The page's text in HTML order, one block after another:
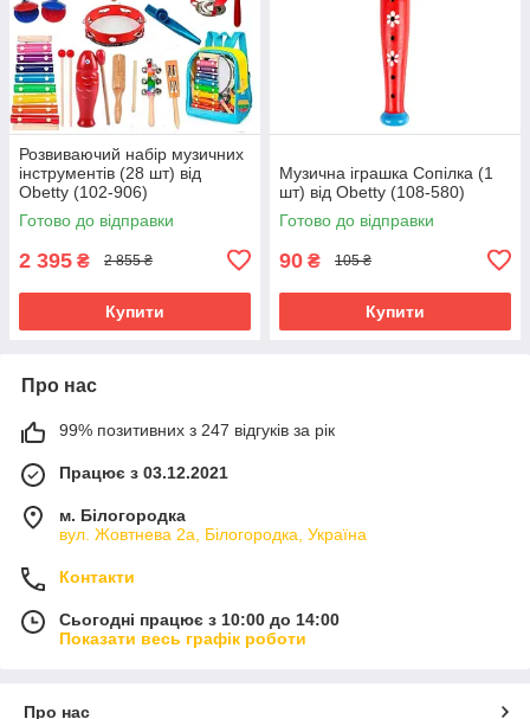
Розвиваючий набір музичних
інструментів (28 шт) від
Obetty (102-906)
Готово до відправки
2 395 ₴ 2 855 ₴
Купити
Музична іграшка Сопілка (1
шт) від Obetty (108-580)
Готово до відправки
90 ₴ 105 ₴
Купити
Про нас
99% позитивних з 247 відгуків за рік
Працює з 03.12.2021
м. Білогородка
вул. Жовтнева 2а, Білогородка, Україна
Контакти
Сьогодні працює з 10:00 до 14:00
Показати весь графік роботи
Про нас